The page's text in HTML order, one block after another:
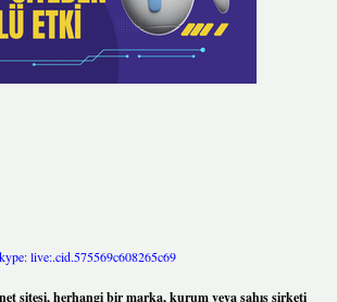
live:.cid.575569c608265c69
sitesi, herhangi bir marka, kurum veya şahıs şirketi